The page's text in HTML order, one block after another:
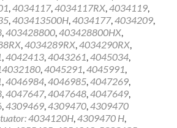
,4034117,4034117RX,4034119,
,403413500H,4034177,4034209,
,403428800,403428800HX,
,4034289RX,4034290RX,
,4042413,4043261,4045034,
,4045291,4045991,
,4046984,4046985,4047269,
,4047647,4047648,4047649,
,4309469,4309470,4309470
4034120H,4309470 H,